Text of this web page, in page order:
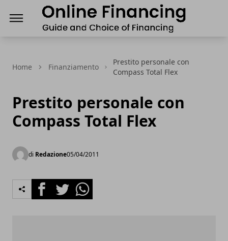
Home Finanziamento
Prestito personale con
Compass Total Flex
Prestito personale con
Compass Total Flex
di Redazione05/04/2011
FacebookTwitterWhatsapp